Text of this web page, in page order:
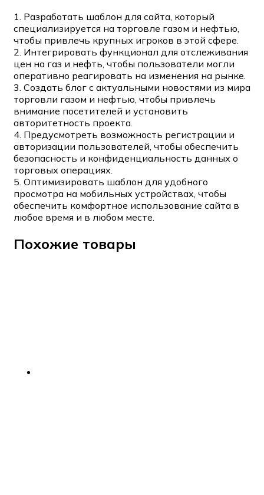
1. Разработать шаблон для сайта, который
специализируется на торговле газом и нефтью,
чтобы привлечь крупных игроков в этой сфере.
2. Интегрировать функционал для отслеживания
цен на газ и нефть, чтобы пользователи могли
оперативно реагировать на изменения на рынке.
3. Создать блог с актуальными новостями из мира
торговли газом и нефтью, чтобы привлечь
внимание посетителей и установить
авторитетность проекта.
4. Предусмотреть возможность регистрации и
авторизации пользователей, чтобы обеспечить
безопасность и конфиденциальность данных о
торговых операциях.
5. Оптимизировать шаблон для удобного
просмотра на мобильных устройствах, чтобы
обеспечить комфортное использование сайта в
любое время и в любом месте.
Похожие товары